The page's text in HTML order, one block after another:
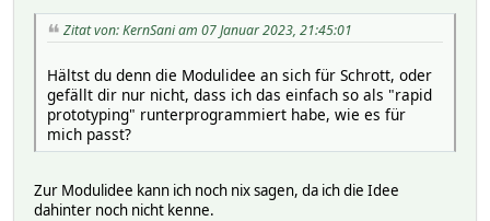
Zitat von: KernSani am 07 Januar 2023, 21:45:01
Hältst du denn die Modulidee an sich für Schrott, oder
gefällt dir nur nicht, dass ich das einfach so als "rapid
prototyping" runterprogrammiert habe, wie es für
mich passt?
Zur Modulidee kann ich noch nix sagen, da ich die Idee
dahinter noch nicht kenne.